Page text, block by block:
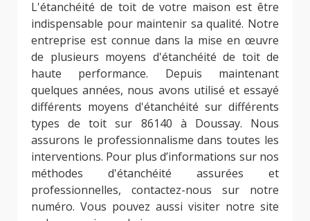
L'étanchéité de toit de votre maison est être
indispensable pour maintenir sa qualité. Notre
entreprise est connue dans la mise en œuvre
de plusieurs moyens d'étanchéité de toit de
haute performance. Depuis maintenant
quelques années, nous avons utilisé et essayé
différents moyens d'étanchéité sur différents
types de toit sur 86140 à Doussay. Nous
assurons le professionnalisme dans toutes les
interventions. Pour plus d’informations sur nos
méthodes d'étanchéité assurées et
professionnelles, contactez-nous sur notre
numéro. Vous pouvez aussi visiter notre site